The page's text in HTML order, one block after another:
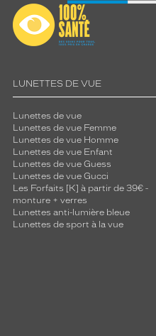
LUNETTES DE VUE
Lunettes de vue
Lunettes de vue Femme
Lunettes de vue Homme
Lunettes de vue Enfant
Lunettes de vue Guess
Lunettes de vue Gucci
Les Forfaits [K] à partir de 39€ -
monture + verres
Lunettes anti-lumière bleue
Lunettes de sport à la vue